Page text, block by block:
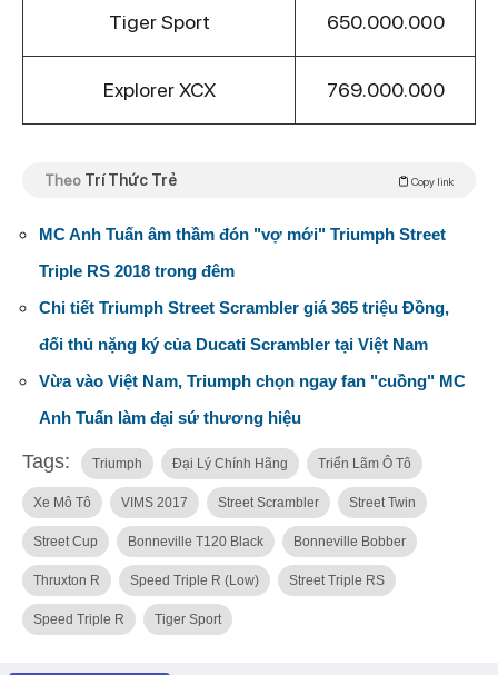
Tiger Sport 650.000.000
Explorer XCX 769.000.000
Theo Trí Thức Trẻ Copy link
MC Anh Tuấn âm thầm đón "vợ mới" Triumph Street
Triple RS 2018 trong đêm
Chi tiết Triumph Street Scrambler giá 365 triệu Đồng,
đối thủ nặng ký của Ducati Scrambler tại Việt Nam
Vừa vào Việt Nam, Triumph chọn ngay fan "cuồng" MC
Anh Tuấn làm đại sứ thương hiệu
Tags: Triumph Đại Lý Chính Hãng Triển Lãm Ô Tô
Xe Mô Tô VIMS 2017 Street Scrambler Street Twin
Street Cup Bonneville T120 Black Bonneville Bobber
Thruxton R Speed Triple R (Low) Street Triple RS
Speed Triple R Tiger Sport